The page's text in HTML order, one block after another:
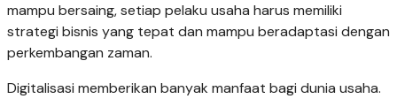
mampu bersaing, setiap pelaku usaha harus memiliki
strategi bisnis yang tepat dan mampu beradaptasi dengan
perkembangan zaman.
Digitalisasi memberikan banyak manfaat bagi dunia usaha.